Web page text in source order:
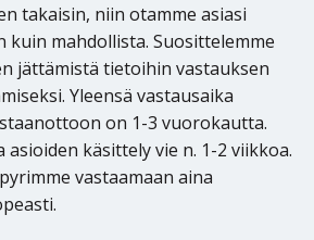
takaisin, niin otamme asiasi
kuin mahdollista. Suosittelemme
jättämistä tietoihin vastauksen
Yleensä vastausaika
on 1-3 vuorokautta.
asioiden käsittely vie n. 1-2 viikkoa.
vastaamaan aina